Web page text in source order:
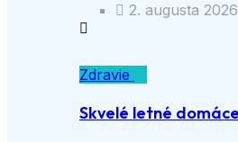
2. augusta 2026
Zdravie
Skvelé letné